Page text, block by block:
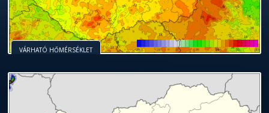
VÁRHATÓ HŐMÉRSÉKLET